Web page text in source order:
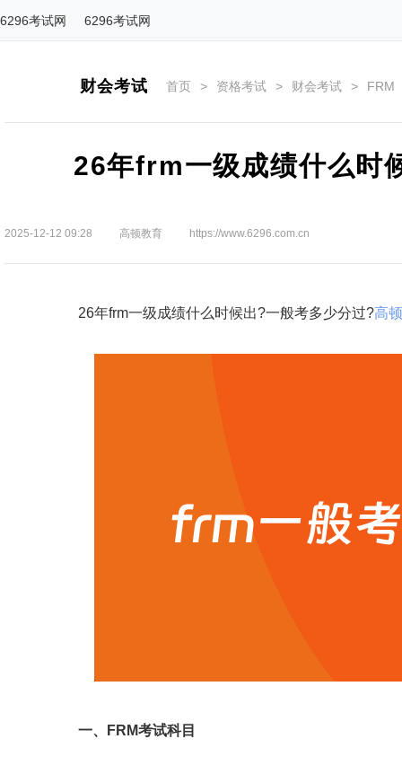
6296考试网 6296考试网
财会考试 首页 > 资格考试 > 财会考试 > FRM
26年frm一级成绩什么时
2025-12-12 09:28 高顿教育 https://www.6296.com.cn
26年frm一级成绩什么时候出?一般考多少分过?高
一、FRM考试科目